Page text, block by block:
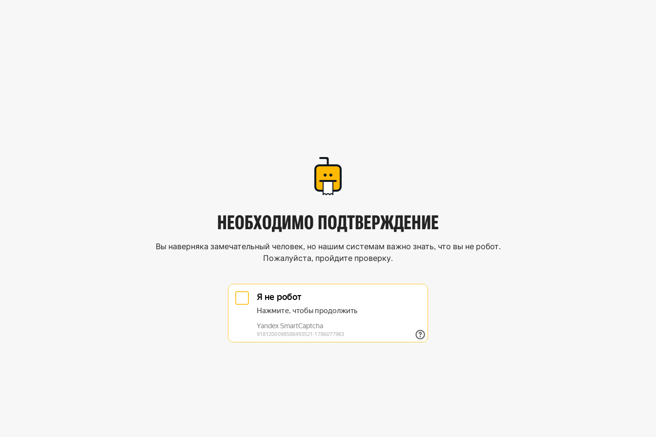
НЕОБХОДИМО ПОДТВЕРЖДЕНИЕ
Вы наверняка замечательный человек, но нашим системам важно знать, что вы не робот.
Пожалуйста, пройдите проверку.